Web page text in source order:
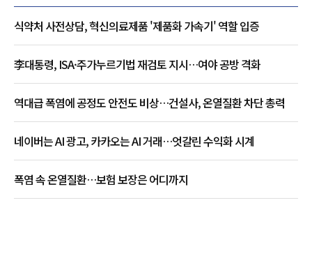
식약처 사전상담, 혁신의료제품 '제품화 가속기' 역할 입증
李대통령, ISA·주가누르기법 재검토 지시…여야 공방 격화
역대급 폭염에 공정도 안전도 비상…건설사, 온열질환 차단 총력
네이버는 AI 광고, 카카오는 AI 거래…엇갈린 수익화 시계
폭염 속 온열질환…보험 보장은 어디까지